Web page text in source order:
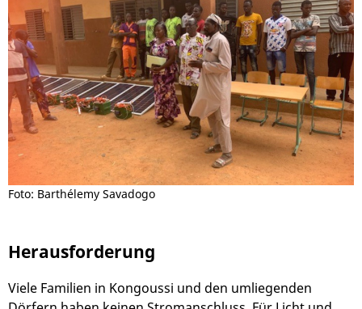
Foto: Barthélemy Savadogo
Herausforderung
Viele Familien in Kongoussi und den umliegenden